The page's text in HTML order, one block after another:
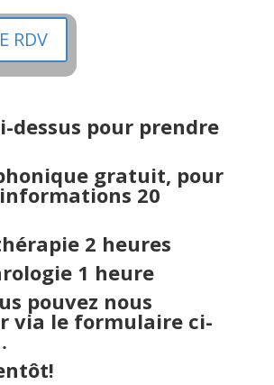
RDV
dessus pour prendre
gratuit, pour
20
2 heures
1 heure
pouvez nous
via le formulaire ci-